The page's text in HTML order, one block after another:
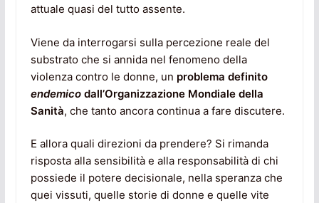
attuale quasi del tutto assente.
Viene da interrogarsi sulla percezione reale del
substrato che si annida nel fenomeno della
violenza contro le donne, un problema definito
endemicodall’Organizzazione Mondiale della
Sanità, che tanto ancora continua a fare discutere.
E allora quali direzioni da prendere? Si rimanda
risposta alla sensibilità e alla responsabilità di chi
possiede il potere decisionale, nella speranza che
quei vissuti, quelle storie di donne e quelle vite